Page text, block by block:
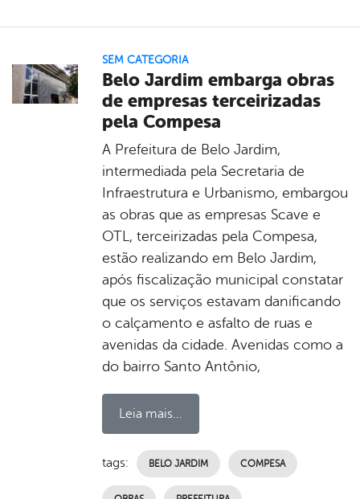
SEM CATEGORIA
Belo Jardim embarga obras
de empresas terceirizadas
pela Compesa
A Prefeitura de Belo Jardim,
intermediada pela Secretaria de
Infraestrutura e Urbanismo, embargou
as obras que as empresas Scave e
OTL, terceirizadas pela Compesa,
estão realizando em Belo Jardim,
após fiscalização municipal constatar
que os serviços estavam danificando
o calçamento e asfalto de ruas e
avenidas da cidade. Avenidas como a
do bairro Santo Antônio,
Leia mais...
tags: BELO JARDIM COMPESA